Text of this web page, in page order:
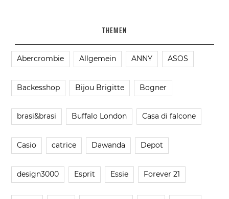
THEMEN
Abercrombie Allgemein ANNY ASOS
Backesshop Bijou Brigitte Bogner
brasi&brasi Buffalo London Casa di falcone
Casio catrice Dawanda Depot
design3000 Esprit Essie Forever 21